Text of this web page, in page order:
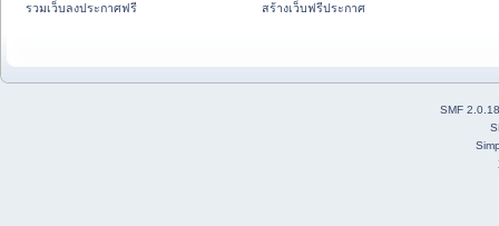
รวมเว็บลงประกาศฟรี
สร้างเว็บฟรีประกาศ
SMF 2.0.18